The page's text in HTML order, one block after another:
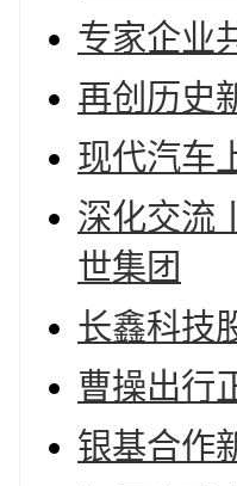
专家企业
再创历史
现代汽车
深化交流
世集团
长鑫科技
曹操出行
银基合作